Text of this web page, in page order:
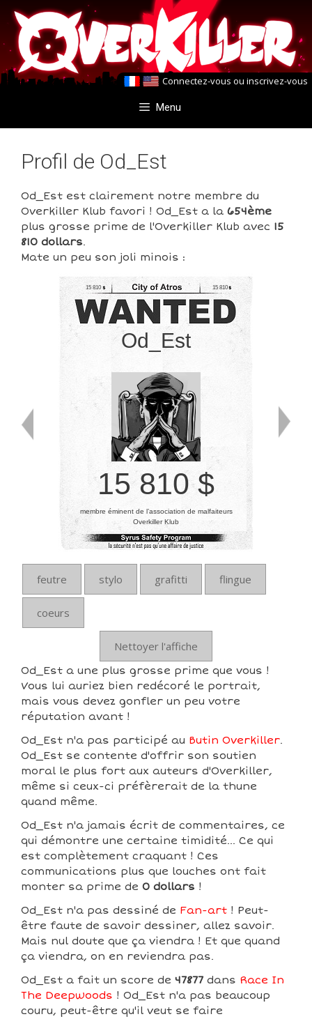
Aller
au
contenu
Aller
au
contenu
Connectez-vous ou inscrivez-vous
Menu
Profil de Od_Est
Od_Est est clairement notre membre du
Overkiller Klub favori ! Od_Est a la 654ème
plus grosse prime de l'Overkiller Klub avec 15
810 dollars.
Mate un peu son joli minois :
15 810
Od_Est
15 810
15 810 $
membre éminent de l’association de malfaiteurs
Overkiller Klub
feutre stylo grafitti flingue
coeurs
Nettoyer l'affiche
Od_Est a une plus grosse prime que vous !
Vous lui auriez bien redécoré le portrait,
mais vous devez gonfler un peu votre
réputation avant !
Od_Est n'a pas participé au Butin Overkiller.
Od_Est se contente d'offrir son soutien
moral le plus fort aux auteurs d'Overkiller,
même si ceux-ci préfèrerait de la thune
quand même.
Od_Est n'a jamais écrit de commentaires, ce
qui démontre une certaine timidité... Ce qui
est complètement craquant ! Ces
communications plus que louches ont fait
monter sa prime de 0 dollars !
Od_Est n'a pas dessiné de Fan-art ! Peut-
être faute de savoir dessiner, allez savoir.
Mais nul doute que ça viendra ! Et que quand
ça viendra, on en reviendra pas.
Od_Est a fait un score de 47877 dans Race In
The Deepwoods ! Od_Est n'a pas beaucoup
couru, peut-être qu'il veut se faire